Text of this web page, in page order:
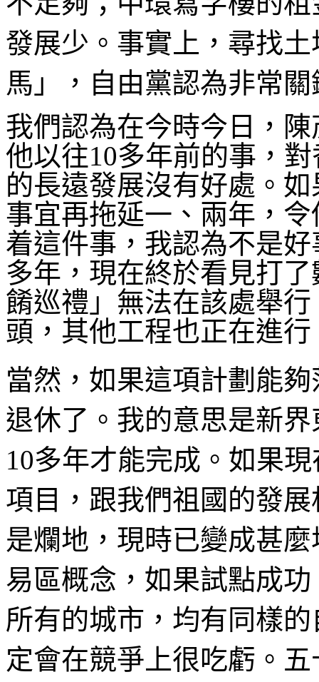
發展少。事實上，尋找
馬」，自由黨認為非常關
我們認為在今時今日，
他以往10多年前的事，
的長遠發展沒有好處。
事宜再拖延一、兩年，
着這件事，我認為不是
多年，現在終於看見打
餚巡禮」無法在該處舉
頭，其他工程也正在進行
當然，如果這項計劃能
退休了。我的意思是新
10多年才能完成。如果
項目，跟我們祖國的發
是爛地，現時已變成甚
易區概念，如果試點成
所有的城市，均有同樣
定會在競爭上很吃虧。